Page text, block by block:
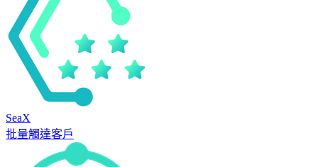
SeaX
批量觸達客戶